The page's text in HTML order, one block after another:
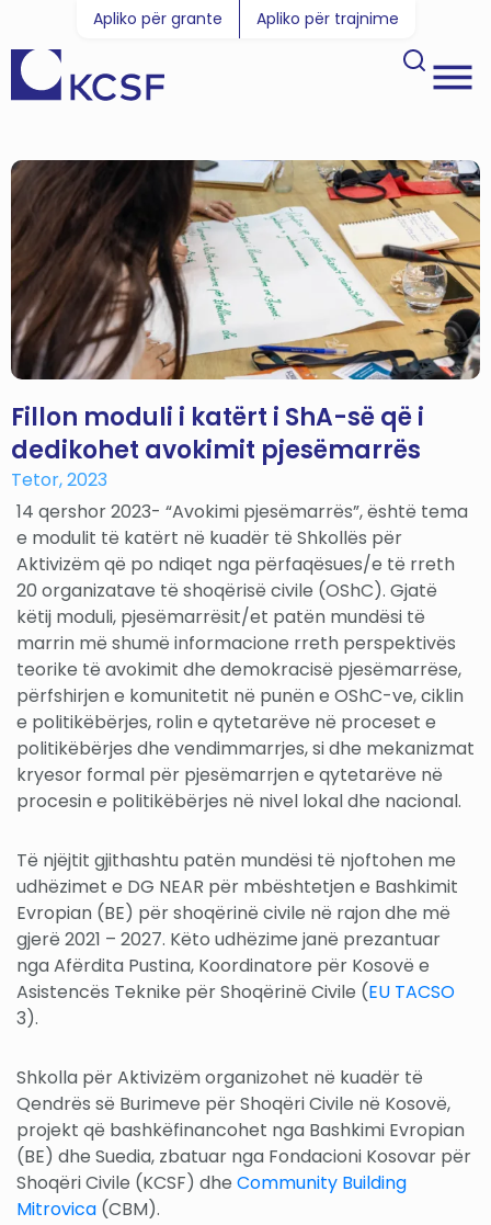
Apliko për grante Apliko për trajnime
Fillon moduli i katërt i ShA-së që i
dedikohet avokimit pjesëmarrës
Tetor, 2023
14 qershor 2023- “Avokimi pjesëmarrës”, është tema
e modulit të katërt në kuadër të Shkollës për
Aktivizëm që po ndiqet nga përfaqësues/e të rreth
20 organizatave të shoqërisë civile (OShC). Gjatë
këtij moduli, pjesëmarrësit/et patën mundësi të
marrin më shumë informacione rreth perspektivës
teorike të avokimit dhe demokracisë pjesëmarrëse,
përfshirjen e komunitetit në punën e OShC-ve, ciklin
e politikëbërjes, rolin e qytetarëve në proceset e
politikëbërjes dhe vendimmarrjes, si dhe mekanizmat
kryesor formal për pjesëmarrjen e qytetarëve në
procesin e politikëbërjes në nivel lokal dhe nacional.
Të njëjtit gjithashtu patën mundësi të njoftohen me
udhëzimet e DG NEAR për mbështetjen e Bashkimit
Evropian (BE) për shoqërinë civile në rajon dhe më
gjerë 2021 – 2027. Këto udhëzime janë prezantuar
nga Afërdita Pustina, Koordinatore për Kosovë e
Asistencës Teknike për Shoqërinë Civile (EU TACSO
3).
Shkolla për Aktivizëm organizohet në kuadër të
Qendrës së Burimeve për Shoqëri Civile në Kosovë,
projekt që bashkëfinancohet nga Bashkimi Evropian
(BE) dhe Suedia, zbatuar nga Fondacioni Kosovar për
Shoqëri Civile (KCSF) dhe Community Building
Mitrovica (CBM).